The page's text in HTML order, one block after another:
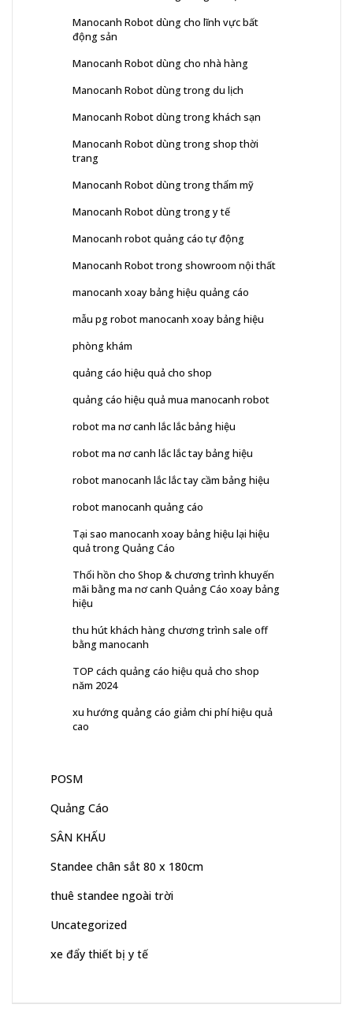
Manocanh Robot dùng cho lĩnh vực bất
động sản
Manocanh Robot dùng cho nhà hàng
Manocanh Robot dùng trong du lịch
Manocanh Robot dùng trong khách sạn
Manocanh Robot dùng trong shop thời
trang
Manocanh Robot dùng trong thẩm mỹ
Manocanh Robot dùng trong y tế
Manocanh robot quảng cáo tự động
Manocanh Robot trong showroom nội thất
manocanh xoay bảng hiệu quảng cáo
mẫu pg robot manocanh xoay bảng hiệu
phòng khám
quảng cáo hiệu quả cho shop
quảng cáo hiệu quả mua manocanh robot
robot ma nơ canh lắc lắc bảng hiệu
robot ma nơ canh lắc lắc tay bảng hiệu
robot manocanh lắc lắc tay cầm bảng hiệu
robot manocanh quảng cáo
Tại sao manocanh xoay bảng hiệu lại hiệu
quả trong Quảng Cáo
Thổi hồn cho Shop & chương trình khuyến
mãi bằng ma nơ canh Quảng Cáo xoay bảng
hiệu
thu hút khách hàng chương trình sale off
bằng manocanh
TOP cách quảng cáo hiệu quả cho shop
năm 2024
xu hướng quảng cáo giảm chi phí hiệu quả
cao
POSM
Quảng Cáo
SÂN KHẤU
Standee chân sắt 80 x 180cm
thuê standee ngoài trời
Uncategorized
xe đẩy thiết bị y tế